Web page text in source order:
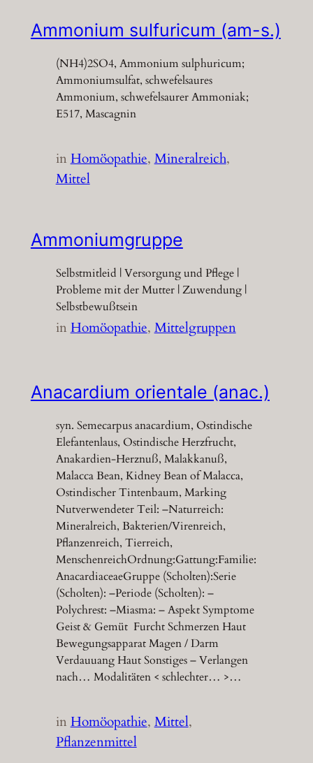
Ammonium sulfuricum (am-s.)
(NH4)2SO4, Ammonium sulphuricum;
Ammoniumsulfat, schwefelsaures
Ammonium, schwefelsaurer Ammoniak;
E517, Mascagnin
inHomöopathie, Mineralreich
Mittel
Ammoniumgruppe
Selbstmitleid | Versorgung und Pflege |
Probleme mit der Mutter | Zuwendung |
Selbstbewußtsein
inHomöopathie, Mittelgruppen
Anacardium orientale (anac.)
syn. Semecarpus anacardium, Ostindische
Elefantenlaus, Ostindische Herzfrucht,
Anakardien-Herznuß, Malakkanuß,
Malacca Bean, Kidney Bean of Malacca,
Ostindischer Tintenbaum, Marking
Nutverwendeter Teil: –Naturreich:
Mineralreich, Bakterien/Virenreich,
Pflanzenreich, Tierreich,
MenschenreichOrdnung:Gattung:Familie:
AnacardiaceaeGruppe (Scholten):Serie
(Scholten): –Periode (Scholten): –
Polychrest: –Miasma: – Aspekt Symptome
Geist & Gemüt Furcht Schmerzen Haut
Bewegungsapparat Magen / Darm
Verdauuang Haut Sonstiges – Verlangen
nach… Modalitäten < schlechter… >…
inHomöopathie, Mittel
Pflanzenmittel